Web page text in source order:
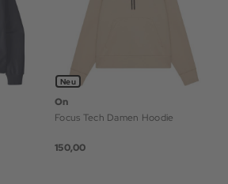
Neu
On
Focus Tech Damen Hoodie
150,00